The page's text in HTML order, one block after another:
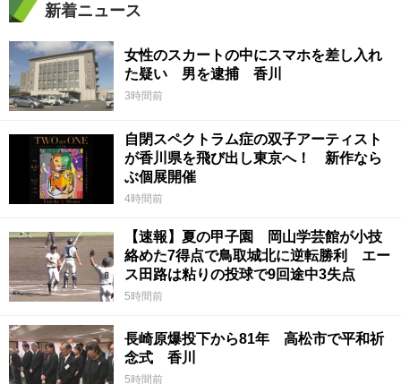
新着ニュース
女性のスカートの中にスマホを差し入れ
た疑い 男を逮捕 香川
3時間前
自閉スペクトラム症の双子アーティスト
が香川県を飛び出し東京へ！ 新作なら
ぶ個展開催
4時間前
【速報】夏の甲子園 岡山学芸館が小技
絡めた7得点で鳥取城北に逆転勝利 エー
ス田路は粘りの投球で9回途中3失点
5時間前
長崎原爆投下から81年 高松市で平和祈
念式 香川
5時間前